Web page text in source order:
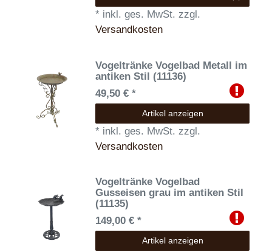
* inkl. ges. MwSt. zzgl.
Versandkosten
Vogeltränke Vogelbad Metall im
antiken Stil (11136)
49,50 € *
Artikel anzeigen
* inkl. ges. MwSt. zzgl.
Versandkosten
Vogeltränke Vogelbad
Gusseisen grau im antiken Stil
(11135)
149,00 € *
Artikel anzeigen